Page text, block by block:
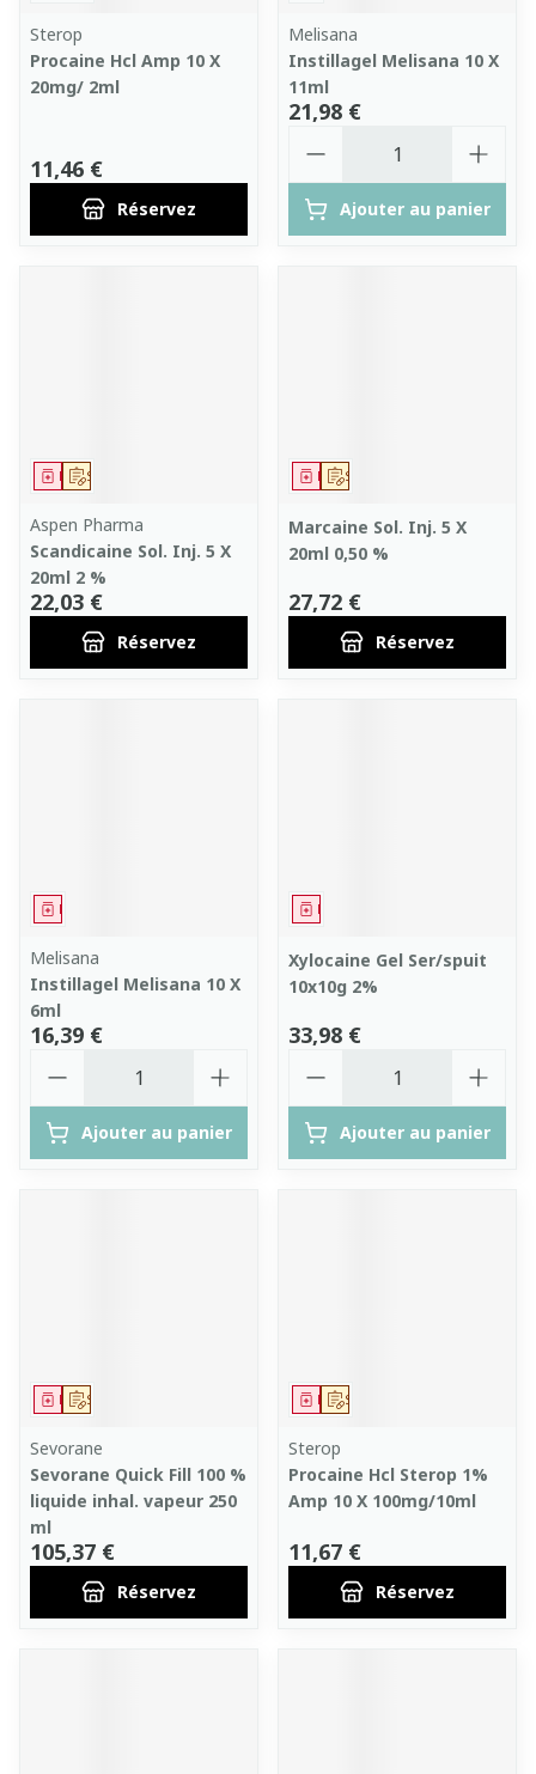
Sterop
Procaine Hcl Amp 10 X
20mg/ 2ml
11,46 €
Réservez
Melisana
Instillagel Melisana 10 X
11ml
21,98 €
Ajouter au panier
Sur prescription
Médicament
Aspen Pharma
Scandicaine Sol. Inj. 5 X
20ml 2 %
22,03 €
Réservez
Sur prescription
Médicament
Marcaine Sol. Inj. 5 X
20ml 0,50 %
27,72 €
Réservez
Médicament
Melisana
Instillagel Melisana 10 X
6ml
16,39 €
Ajouter au panier
Médicament
Xylocaine Gel Ser/spuit
10x10g 2%
33,98 €
Ajouter au panier
Sur prescription
Médicament
Sevorane
Sevorane Quick Fill 100 %
liquide inhal. vapeur 250
ml
105,37 €
Réservez
Sur prescription
Médicament
Sterop
Procaine Hcl Sterop 1%
Amp 10 X 100mg/10ml
11,67 €
Réservez